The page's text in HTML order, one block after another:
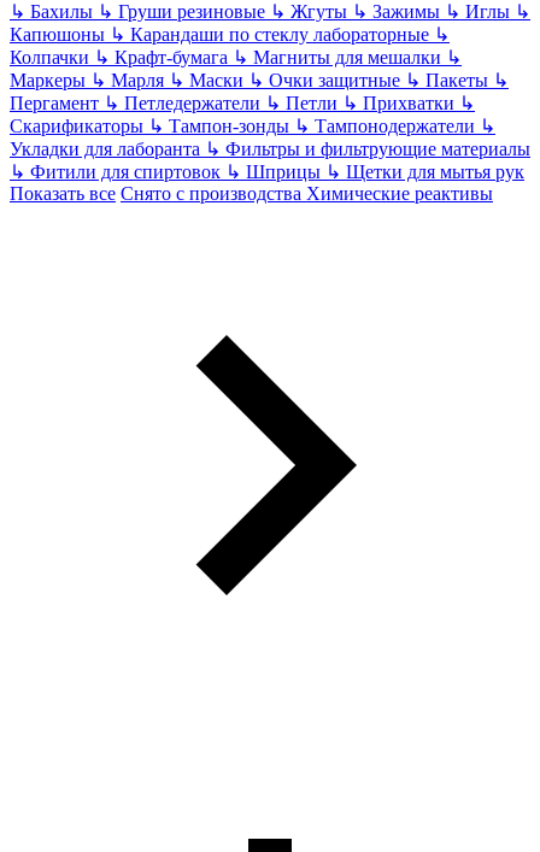
↳ Бахилы ↳ Груши резиновые ↳ Жгуты ↳ Зажимы ↳ Иглы ↳
Капюшоны ↳ Карандаши по стеклу лабораторные ↳
Колпачки ↳ Крафт-бумага ↳ Магниты для мешалки ↳
Маркеры ↳ Марля ↳ Маски ↳ Очки защитные ↳ Пакеты ↳
Пергамент ↳ Петледержатели ↳ Петли ↳ Прихватки ↳
Скарификаторы ↳ Тампон-зонды ↳ Тампонодержатели ↳
Укладки для лаборанта ↳ Фильтры и фильтрующие материалы
↳ Фитили для спиртовок ↳ Шприцы ↳ Щетки для мытья рук
Показать все Снято с производства Химические реактивы